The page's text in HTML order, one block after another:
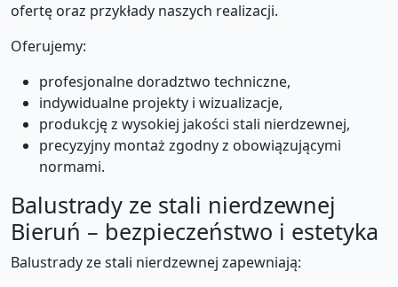
ofertę oraz przykłady naszych realizacji.
Oferujemy:
profesjonalne doradztwo techniczne,
indywidualne projekty i wizualizacje,
produkcję z wysokiej jakości stali nierdzewnej,
precyzyjny montaż zgodny z obowiązującymi
normami.
Balustrady ze stali nierdzewnej
Bieruń – bezpieczeństwo i estetyka
Balustrady ze stali nierdzewnej zapewniają: